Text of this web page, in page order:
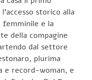
storico alla
femminile e la
della compagine
dal settore
plurima
e record-woman, e